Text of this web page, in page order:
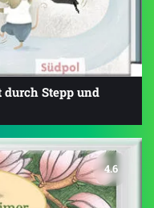
Stepp und
4.6